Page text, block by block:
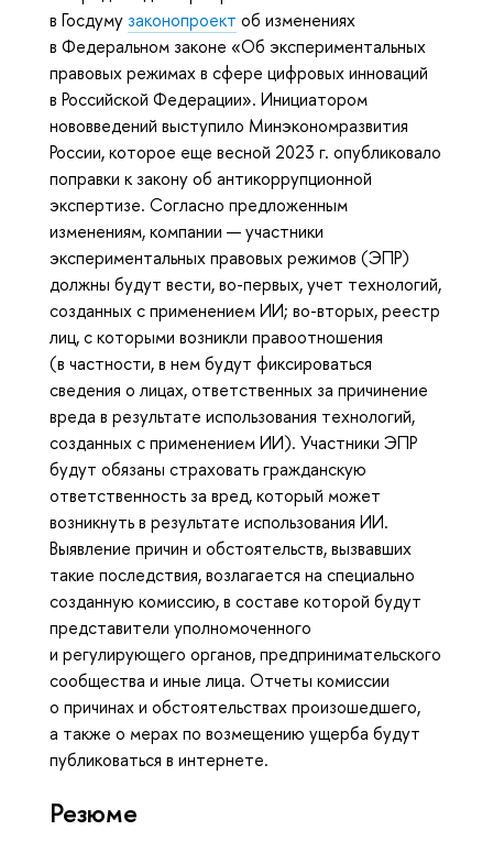
в Госдуму законопроект об изменениях
в Федеральном законе «Об экспериментальных
правовых режимах в сфере цифровых инноваций
в Российской Федерации». Инициатором
нововведений выступило Минэкономразвития
России, которое еще весной 2023 г. опубликовало
поправки к закону об антикоррупционной
экспертизе. Согласно предложенным
изменениям, компании — участники
экспериментальных правовых режимов (ЭПР)
должны будут вести, во-первых, учет технологий,
созданных с применением ИИ; во-вторых, реестр
лиц, с которыми возникли правоотношения
(в частности, в нем будут фиксироваться
сведения о лицах, ответственных за причинение
вреда в результате использования технологий,
созданных с применением ИИ). Участники ЭПР
будут обязаны страховать гражданскую
ответственность за вред, который может
возникнуть в результате использования ИИ.
Выявление причин и обстоятельств, вызвавших
такие последствия, возлагается на специально
созданную комиссию, в составе которой будут
представители уполномоченного
и регулирующего органов, предпринимательского
сообщества и иные лица. Отчеты комиссии
о причинах и обстоятельствах произошедшего,
а также о мерах по возмещению ущерба будут
публиковаться в интернете.
Резюме